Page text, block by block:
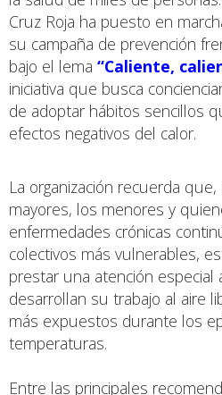
Cruz Roja ha puesto en
su campaña de prevención
bajo el lema “Caliente,
iniciativa que busca
de adoptar hábitos sencillos
efectos negativos del calor.
La organización recuerda
mayores, los menores y
enfermedades crónicas
colectivos más vulnerables,
prestar una atención especial
desarrollan su trabajo al aire
más expuestos durante los
temperaturas.
Entre las principales